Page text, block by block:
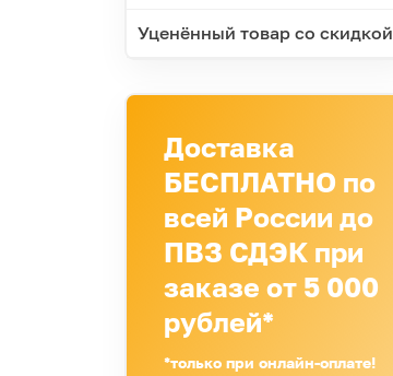
Уценённый товар со скидкой
Доставка
БЕСПЛАТНО по
всей России до
ПВЗ СДЭК при
заказе от 5 000
рублей*
*только при онлайн-оплате!